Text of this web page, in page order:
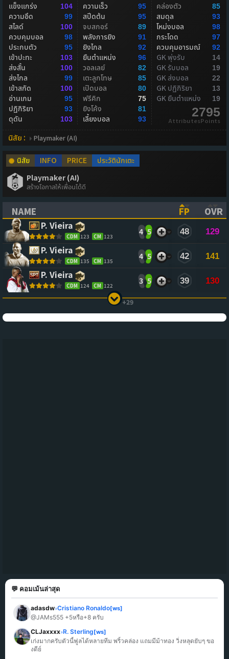
แข็งแกร่ง 104
ความอึด 99
สไลด์ 100
ควบคุมบอล 98
ประกบตัว 95
เข้าปะทะ 103
ส่งสั้น 100
ส่งไกล 99
เข้าสกัด 100
อ่านเกม 95
ปฏิกิริยา 93
ดุดัน 103
ความเร็ว 95
สปีดต้น 95
จบสกอร์ 89
พลังการยิง 91
ยิงไกล 92
ยืนตำแหน่ง 96
วอลเลย์ 82
เตะลูกโทษ 85
เปิดบอล 80
ฟรีคิก 75
ยิงโค้ง 81
เลี้ยงบอล 93
คล่องตัว 85
สมดุล 93
โหม่งบอล 98
กระโดด 97
ควบคุมอารมณ์ 92
GK พุ่งรับ 14
GK รับบอล 19
GK ส่งบอล 22
GK ปฏิกิริยา 13
GK ยืนตำแหน่ง 19
2795
AttributesPoints
นิสัย : Playmaker (AI)
นิสัย INFO PRICE
ประวัตินักเตะ
Playmaker (AI)
สร้างโอกาสให้เพื่อนได้ดี
NAME
(CLICK TO SORT ASCENDING)
FP
OVR
P. Vieira
CDM 123 CM 123
4 5 48 129
P. Vieira
CDM 135 CM 135
4 5 42 141
P. Vieira
CDM 124 CM 122
3 5 39 130
+29
💬 คอมเม้นล่าสุด
adasdw»Cristiano Ronaldo[ws]
@JAMs555 +5หรือ+8 ครับ
CLJaxxxx»R. Sterling[ws]
เก่งมากครับตัวนี้ฟูลได้หลายทีม พริ้วคล่อง แถมมีม้าทอง วิ่งหลุดยับๆ ขอ
งดีย์